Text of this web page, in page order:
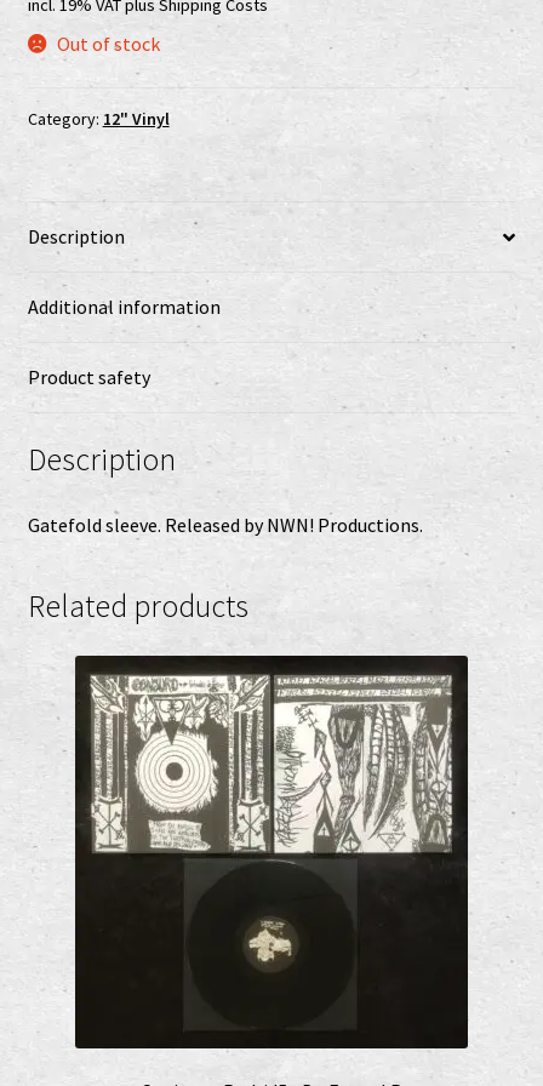
Shop
Vertrag widerrufen
Widerrufsbelehrung
www.urtodrecords.de
Zahlungsarten
incl. 19% VATplus Shipping Costs
Out of stock
Category: 12" Vinyl
Description
Additional information
Product safety
Description
Gatefold sleeve. Released by NWN! Productions.
Related products